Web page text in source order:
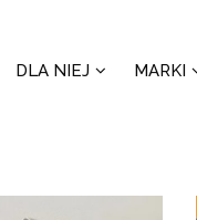
DLA NIEJ MARKI